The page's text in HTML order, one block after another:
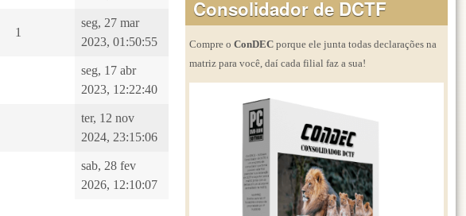
1
seg, 27 mar
2023, 01:50:55
seg, 17 abr
2023, 12:22:40
ter, 12 nov
2024, 23:15:06
sab, 28 fev
2026, 12:10:07
Consolidador de DCTF
Compre o ConDEC porque ele junta todas declarações na
matriz para você, daí cada filial faz a sua!